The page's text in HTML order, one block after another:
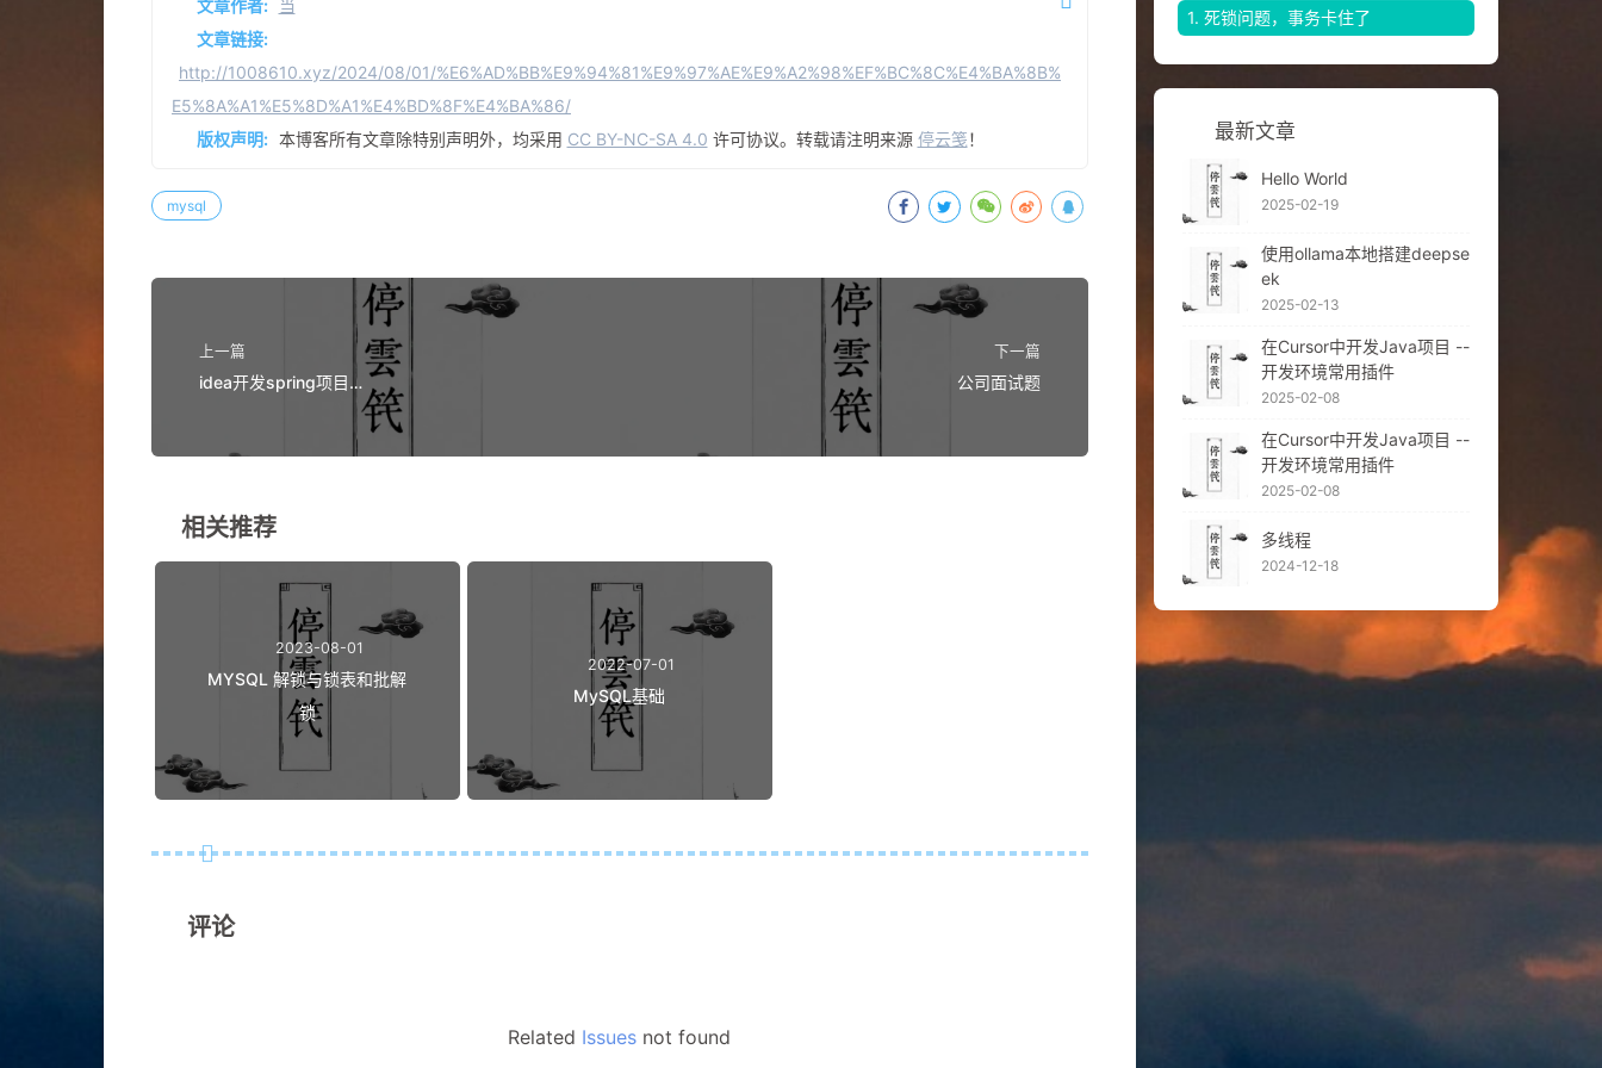
文章作者:
当
文章链接:
http://1008610.xyz/2024/08/01/%E6%AD%BB%E9%94%81%E9%97%AE%E9%A2%98%EF%BC%8C%E4%BA%8B%
E5%8A%A1%E5%8D%A1%E4%BD%8F%E4%BA%86/
版权声明: 本博客所有文章除特别声明外，均采用 CC BY-NC-SA 4.0 许可协议。转载请注明来源 停云笺！
mysql
上一篇
idea开发spring项目
ClassPathXmlApplicationContext读取配置文件
路径问题
下一篇
公司面试题
相关推荐
2023-08-01
MYSQL 解锁与锁表和批解
锁
2022-07-01
MySQL基础
评论
Related Issues not found
1. 死锁问题，事务卡住了
最新文章
Hello World
2025-02-19
使用ollama本地搭建deepse
ek
2025-02-13
在Cursor中开发Java项目 --
开发环境常用插件
2025-02-08
在Cursor中开发Java项目 --
开发环境常用插件
2025-02-08
多线程
2024-12-18